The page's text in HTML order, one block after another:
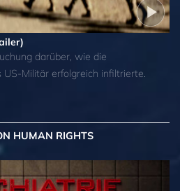
darüber, wie die
US-Militär erfolgreich infiltrierte.
HUMAN RIGHTS